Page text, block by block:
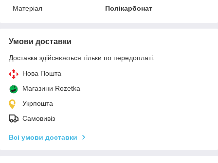
Матеріал
Полікарбонат
Умови доставки
Доставка здійснюється тільки по передоплаті.
Нова Пошта
Магазини Rozetka
Укрпошта
Самовивіз
Всі умови доставки